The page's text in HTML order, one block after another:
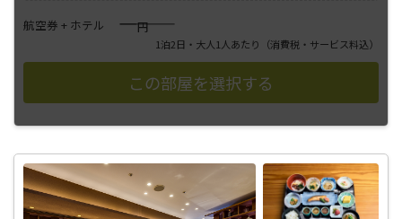
航空券 + ホテル ――――円
1泊2日・大人1人あたり （消費税・サービス料込）